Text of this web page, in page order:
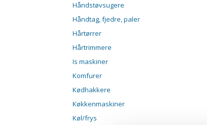
Håndstøvsugere
Håndtag, fjedre, paler
Hårtørrer
Hårtrimmere
Is maskiner
Komfurer
Kødhakkere
Køkkenmaskiner
Køl/frys